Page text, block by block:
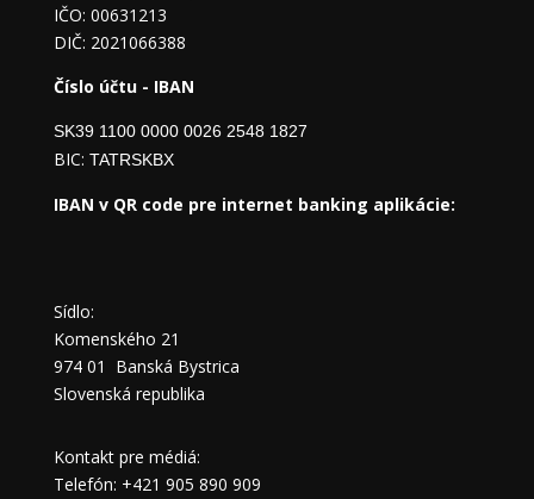
IČO: 00631213
DIČ: 2021066388
Číslo účtu - IBAN
SK39 1100 0000 0026 2548 1827
BIC: TATRSKBX
IBAN v QR code pre internet banking aplikácie:
Sídlo:
Komenského 21
974 01 Banská Bystrica
Slovenská republika
Kontakt pre médiá:
Telefón: +421 905 890 909